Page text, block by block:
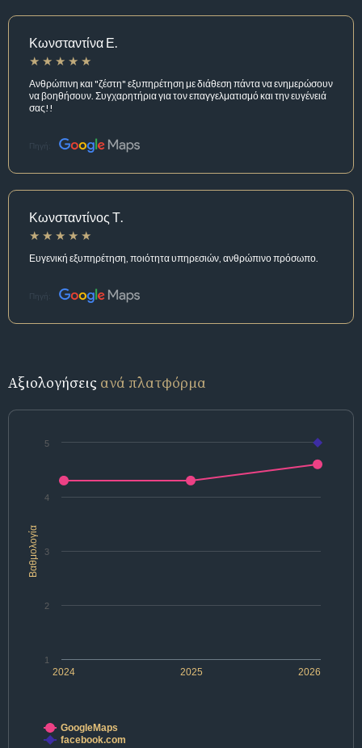
Κωνσταντίνα Ε.
Ανθρώπινη και "ζέστη" εξυπηρέτηση με διάθεση πάντα να ενημερώσουν
να βοηθήσουν. Συγχαρητήρια για τον επαγγελματισμό και την ευγένειά
σας!!
Πηγή:
Κωνσταντίνος Τ.
Ευγενική εξυπηρέτηση, ποιότητα υπηρεσιών, ανθρώπινο πρόσωπο.
Πηγή:
Αξιολογήσεις ανά πλατφόρμα
Βαθμολογία
2024 2025 2026
1
2
3
4
5
GoogleMaps
facebook.com